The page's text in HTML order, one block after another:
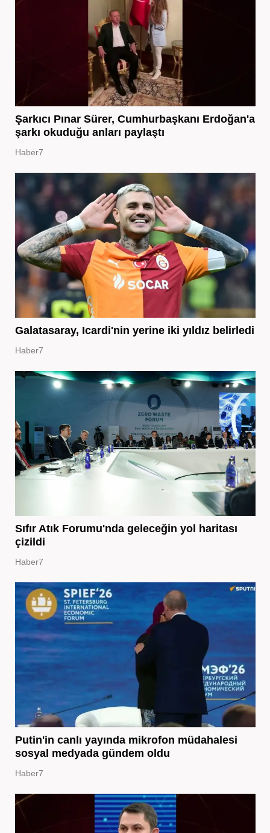
Şarkıcı Pınar Sürer, Cumhurbaşkanı Erdoğan'a
şarkı okuduğu anları paylaştı
Haber7
Galatasaray, Icardi'nin yerine iki yıldız belirledi
Haber7
Sıfır Atık Forumu'nda geleceğin yol haritası
çizildi
Haber7
Putin'in canlı yayında mikrofon müdahalesi
sosyal medyada gündem oldu
Haber7